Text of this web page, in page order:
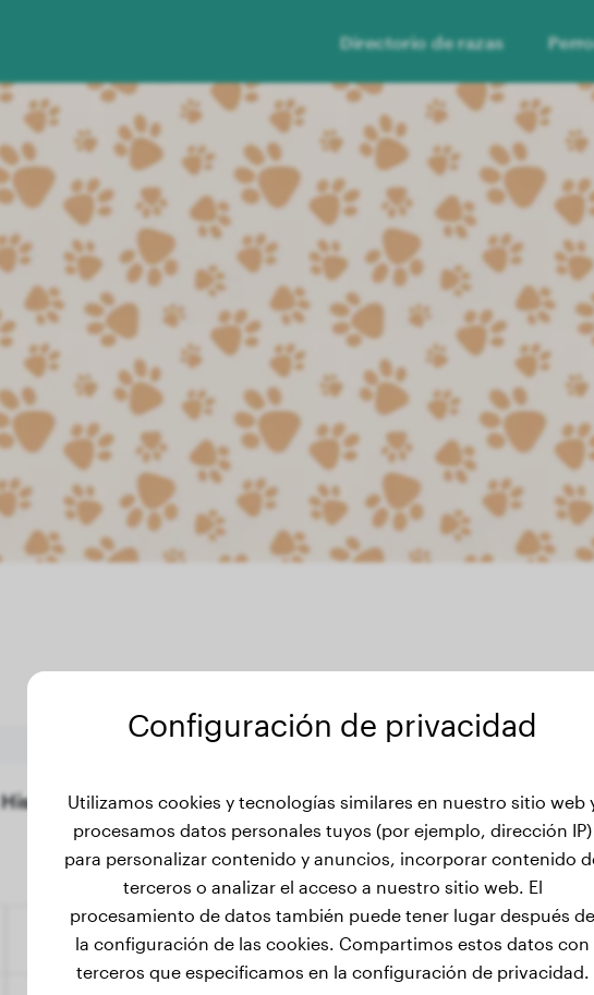
Directorio de razas
Historial de peso de Saphira
Configuración de privacidad
Utilizamos cookies y tecnologías similares en nuestro sitio web
procesamos datos personales tuyos (por ejemplo, dirección IP)
para personalizar contenido y anuncios, incorporar contenido
terceros o analizar el acceso a nuestro sitio web. El
procesamiento de datos también puede tener lugar después de
la configuración de las cookies. Compartimos estos datos con
terceros que especificamos en la configuración de privacidad.